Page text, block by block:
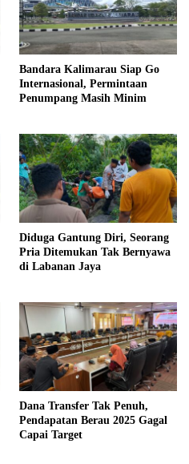
Bandara Kalimarau Siap Go
Internasional, Permintaan
Penumpang Masih Minim
Diduga Gantung Diri, Seorang
Pria Ditemukan Tak Bernyawa
di Labanan Jaya
Dana Transfer Tak Penuh,
Pendapatan Berau 2025 Gagal
Capai Target